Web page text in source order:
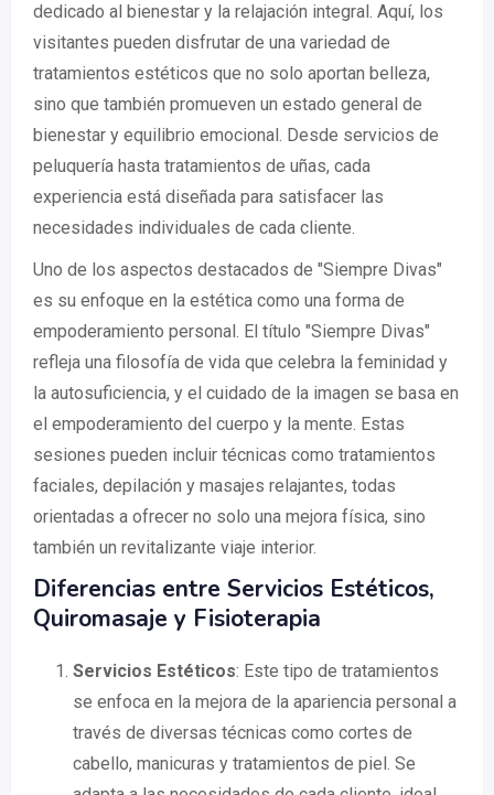
dedicado al bienestar y la relajación integral. Aquí, los
visitantes pueden disfrutar de una variedad de
tratamientos estéticos que no solo aportan belleza,
sino que también promueven un estado general de
bienestar y equilibrio emocional. Desde servicios de
peluquería hasta tratamientos de uñas, cada
experiencia está diseñada para satisfacer las
necesidades individuales de cada cliente.
Uno de los aspectos destacados de "Siempre Divas"
es su enfoque en la estética como una forma de
empoderamiento personal. El título "Siempre Divas"
refleja una filosofía de vida que celebra la feminidad y
la autosuficiencia, y el cuidado de la imagen se basa en
el empoderamiento del cuerpo y la mente. Estas
sesiones pueden incluir técnicas como tratamientos
faciales, depilación y masajes relajantes, todas
orientadas a ofrecer no solo una mejora física, sino
también un revitalizante viaje interior.
Diferencias entre Servicios Estéticos,
Quiromasaje y Fisioterapia
Servicios Estéticos: Este tipo de tratamientos
se enfoca en la mejora de la apariencia personal a
través de diversas técnicas como cortes de
cabello, manicuras y tratamientos de piel. Se